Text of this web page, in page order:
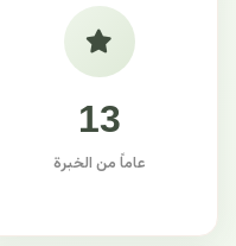
13
عاماً من الخبرة